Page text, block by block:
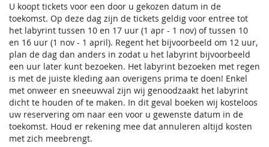
U koopt tickets voor een door u gekozen datum in de
toekomst. Op deze dag zijn de tickets geldig voor entree tot
het labyrint tussen 10 en 17 uur (1 apr - 1 nov) of tussen 10
en 16 uur (1 nov - 1 april). Regent het bijvoorbeeld om 12 uur,
plan de dag dan anders in zodat u het labyrint bijvoorbeeld
een uur later kunt bezoeken. Het labyrint bezoeken met regen
is met de juiste kleding aan overigens prima te doen! Enkel
met onweer en sneeuwval zijn wij genoodzaakt het labyrint
dicht te houden of te maken. In dit geval boeken wij kosteloos
uw reservering om naar een voor u gewenste datum in de
toekomst. Houd er rekening mee dat annuleren altijd kosten
met zich meebrengt.